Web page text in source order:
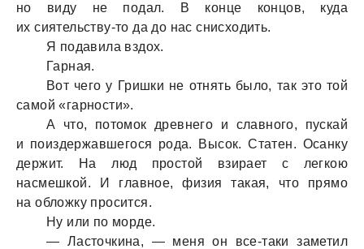
но виду не подал. В конце концов, куда
их сиятельству-то да до нас снисходить.
Я подавила вздох.
Гарная.
Вот чего у Гришки не отнять было, так это той
самой «гарности».
А что, потомок древнего и славного, пускай
и поиздержавшегося рода. Высок. Статен. Осанку
держит. На люд простой взирает с легкою
насмешкой. И главное, физия такая, что прямо
на обложку просится.
Ну или по морде.
— Ласточкина, — меня он все-таки заметил